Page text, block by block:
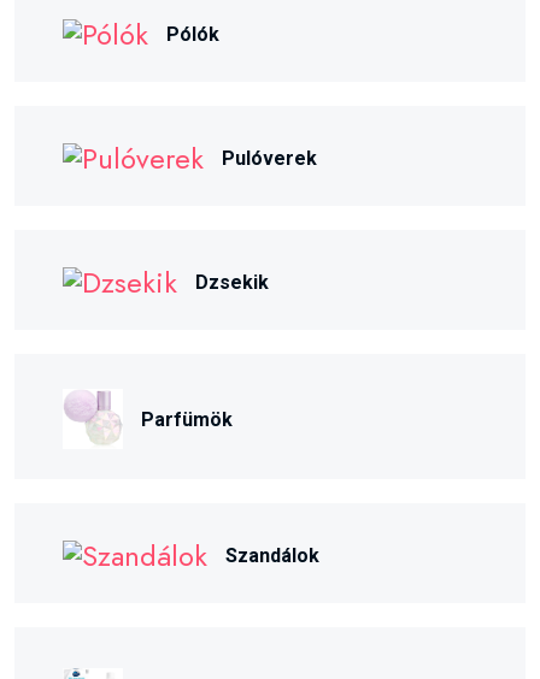
Pólók
Pulóverek
Dzsekik
Parfümök
Szandálok